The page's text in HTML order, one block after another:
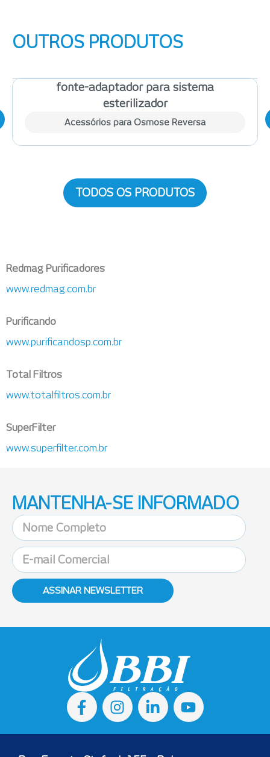
OUTROS PRODUTOS
fonte-adaptador para sistema
esterilizador
Acessórios para Osmose Reversa
TODOS OS PRODUTOS
Redmag Purificadores
www.redmag.com.br
Purificando
www.purificandosp.com.br
Total Filtros
www.totalfiltros.com.br
SuperFilter
www.superfilter.com.br
MANTENHA-SE INFORMADO
ASSINAR NEWSLETTER